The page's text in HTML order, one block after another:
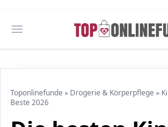
Open main menu
Toponlinefunde » Drogerie & Körperpflege »
Beste 2026